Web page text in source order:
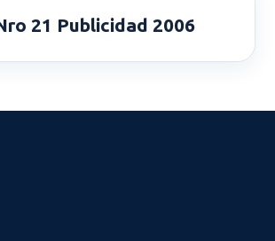
21 Publicidad 2006